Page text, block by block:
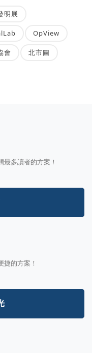
明展
OpView
會 北市圖
多讀者的方案！
的方案！